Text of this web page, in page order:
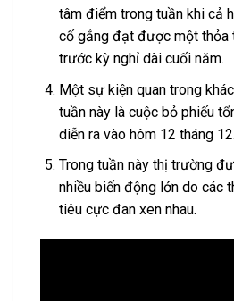
tâm điểm trong tuần khi cả
cố gắng đạt được một thỏa
trước kỳ nghỉ dài cuối năm.
Một sự kiện quan trong
tuần này là cuộc bỏ phiếu
diễn ra vào hôm 12 tháng 12.
Trong tuần này thị trường
nhiều biến động lớn do các
tiêu cực đan xen nhau.